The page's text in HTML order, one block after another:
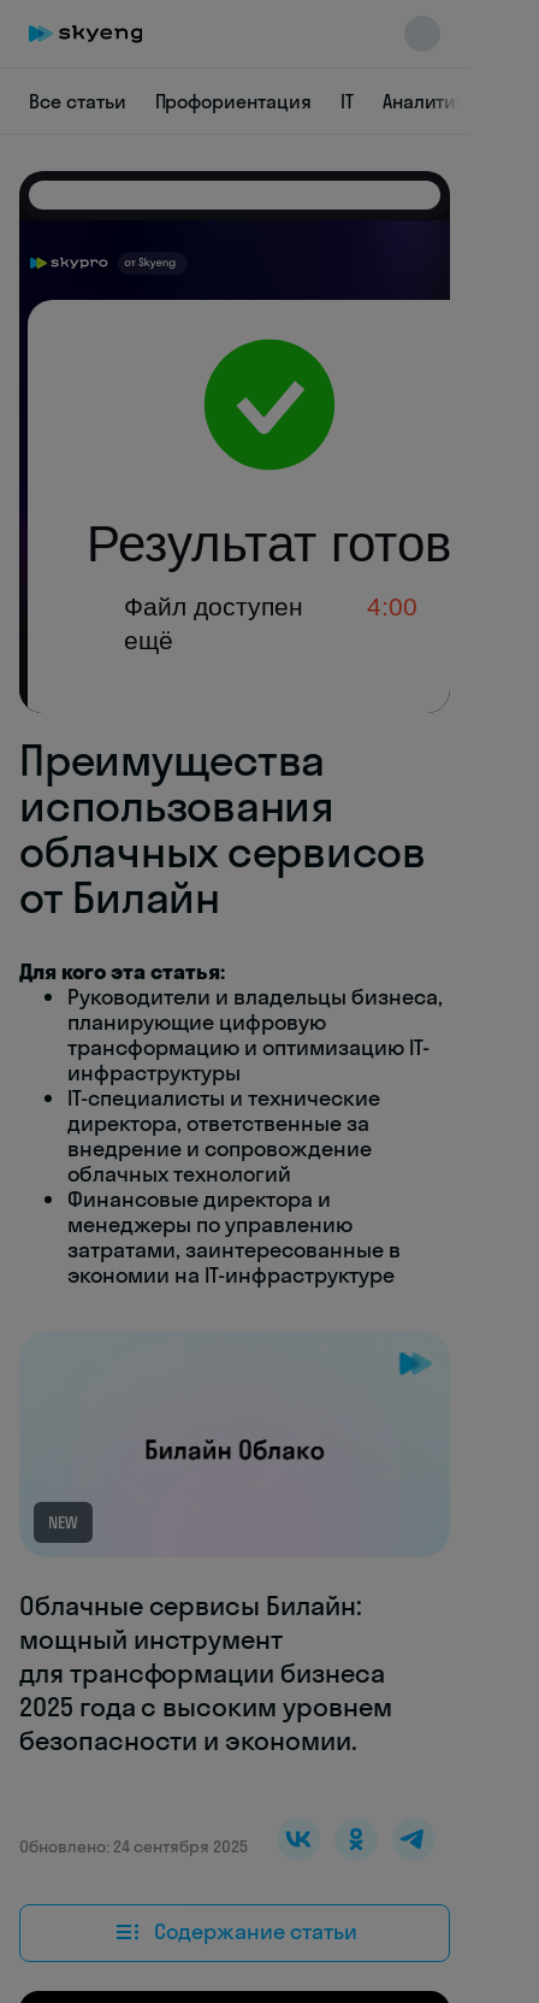
Все статьи Профориентация IT Аналитика
Преимущества
использования
облачных сервисов
от Билайн
Для кого эта статья:
Руководители и владельцы бизнеса,
планирующие цифровую
трансформацию и оптимизацию IT-
инфраструктуры
IT-специалисты и технические
директора, ответственные за
внедрение и сопровождение
облачных технологий
Финансовые директора и
менеджеры по управлению
затратами, заинтересованные в
экономии на IT-инфраструктуре
NEW
Облачные сервисы Билайн:
мощный инструмент
для трансформации бизнеса
2025 года с высоким уровнем
безопасности и экономии.
Обновлено: 24 сентября 2025
Содержание статьи